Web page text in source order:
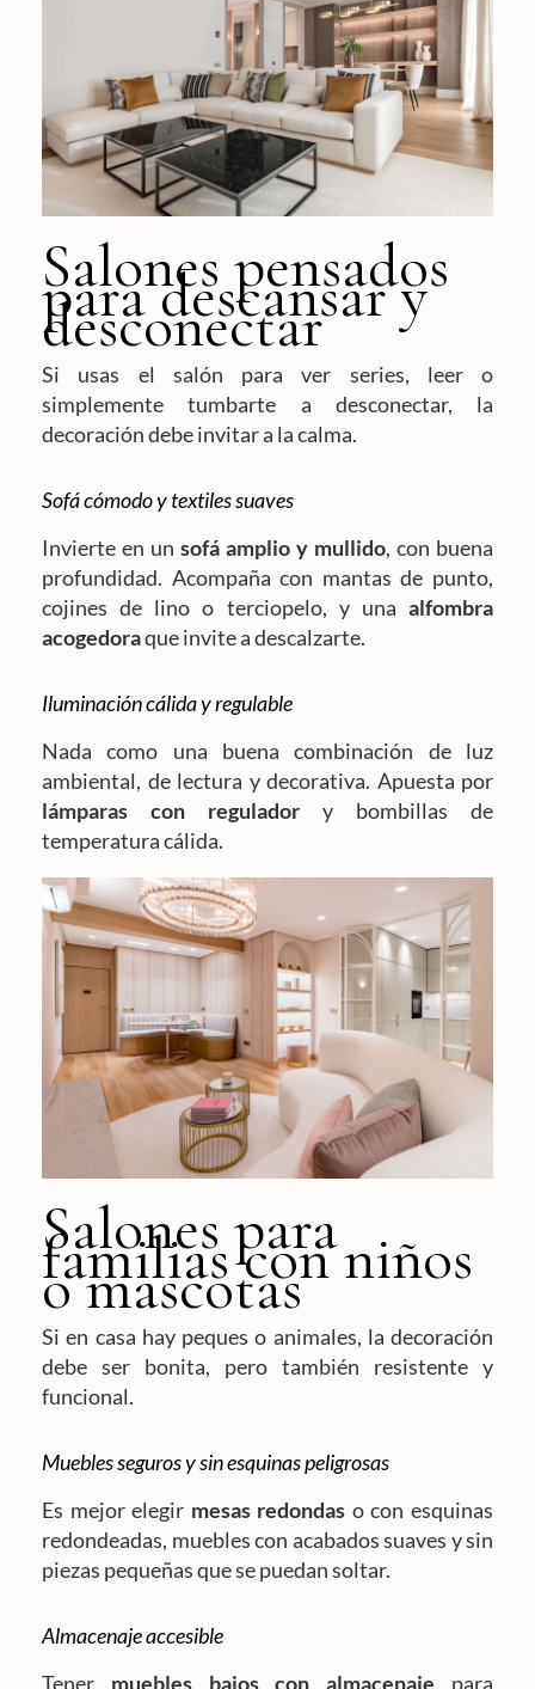
Salones pensados
para descansar y
desconectar
Si usas el salón para ver series, leer o
simplemente tumbarte a desconectar, la
decoración debe invitar a la calma.
Sofá cómodo y textiles suaves
Invierte en un sofá amplio y mullido, con buena
profundidad. Acompaña con mantas de punto,
cojines de lino o terciopelo, y una alfombra
acogedoraque invite a descalzarte.
Iluminación cálida y regulable
Nada como una buena combinación de luz
ambiental, de lectura y decorativa. Apuesta por
lámparas con regulador y bombillas de
temperatura cálida.
Salones para
familias con niños
o mascotas
Si en casa hay peques o animales, la decoración
debe ser bonita, pero también resistente y
funcional.
Muebles seguros y sin esquinas peligrosas
Es mejor elegir mesas redondas o con esquinas
redondeadas, muebles con acabados suaves y sin
piezas pequeñas que se puedan soltar.
Almacenaje accesible
Tener muebles bajos con almacenaje para